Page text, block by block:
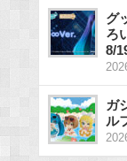
グ
ろ
8/
ガ
ル